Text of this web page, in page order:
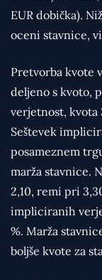
EUR dobička).
oceni stavnice,
Pretvorba kvote
deljeno s kvoto,
verjetnost, kvota
Seštevek
posameznem
marža stavnice.
2,10, remi pri
impliciranih
%. Marža
boljše kvote za